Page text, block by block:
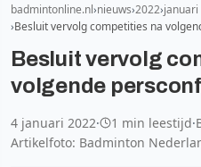
badmintonline.nl nieuws 2022 januari
Besluit vervolg competities na
Besluit vervolg
volgende
4 januari 2022· 1 min leestijd·
Artikelfoto: Badminton